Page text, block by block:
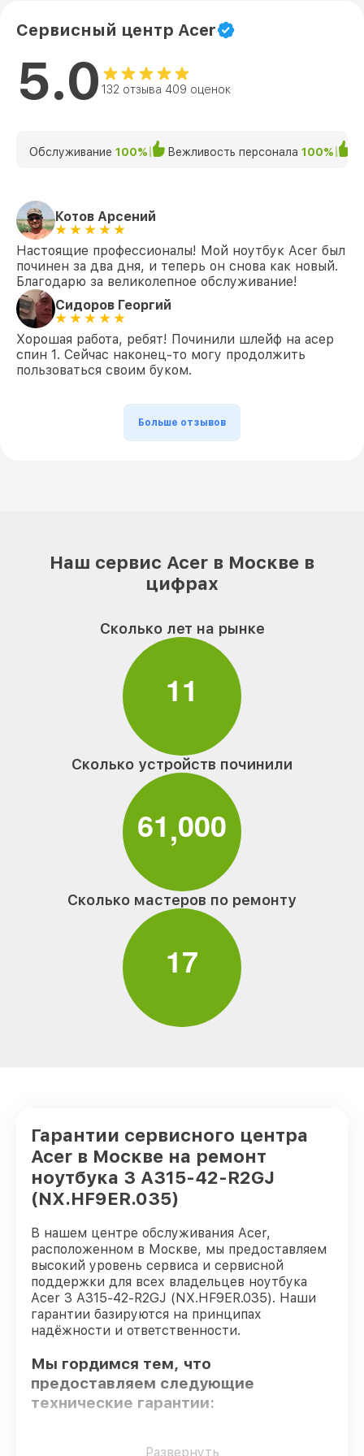
Замена северного моста 3 A315-42-
R2GJ (NX.HF9ER.035) Acer
Замена SSD 3 A315-42-R2GJ
(NX.HF9ER.035) Acer
Замена клавиатуры 3 A315-42-R2GJ
Замена HDMI 3 A315-42-R2GJ
(NX.HF9ER.035) Acer
Сервисный центр Acer
5.0 132 отзыва 409 оценок
Обслуживание 100% Вежливость персонала 100%
Котов Арсений
Настоящие профессионалы! Мой ноутбук Acer был
починен за два дня, и теперь он снова как новый.
Благодарю за великолепное обслуживание!
Сидоров Георгий
Хорошая работа, ребят! Починили шлейф на асер
спин 1. Сейчас наконец-то могу продолжить
пользоваться своим буком.
Больше отзывов
Наш сервис Acer в Москве в
цифрах
Сколько лет на рынке
11
Сколько устройств починили
61,000
Сколько мастеров по ремонту
17
Гарантии сервисного центра
Acer в Москве на ремонт
ноутбука 3 A315-42-R2GJ
(NX.HF9ER.035)
В нашем центре обслуживания Acer,
расположенном в Москве, мы предоставляем
высокий уровень сервиса и сервисной
поддержки для всех владельцев ноутбука
Acer 3 A315-42-R2GJ (NX.HF9ER.035). Наши
гарантии базируются на принципах
надёжности и ответственности.
Мы гордимся тем, что
предоставляем следующие
технические гарантии:
Только фирменные комплектующие
Развернуть